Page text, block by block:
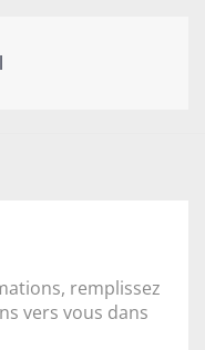
remplissez
vers vous dans